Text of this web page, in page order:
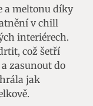
a meltonu díky
v chill
interiérech.
což šetří
zasunout do
jak